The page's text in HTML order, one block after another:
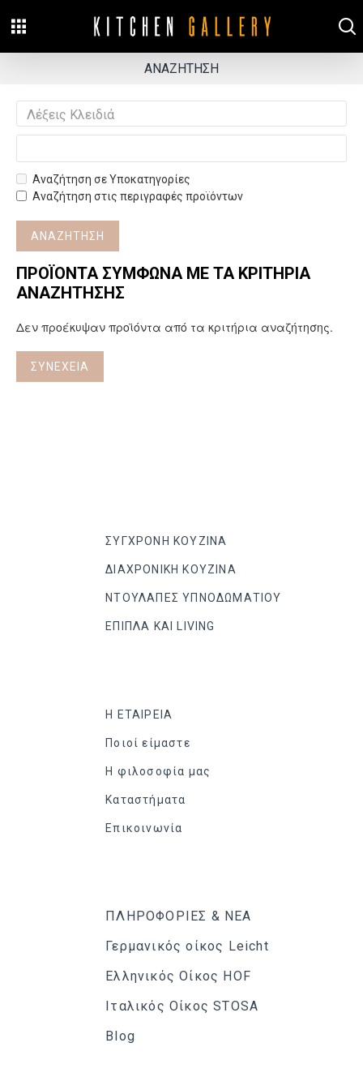
ΑΝΑΖΉΤΗΣΗ
Αναζήτηση σε Υποκατηγορίες
Αναζήτηση στις περιγραφές προϊόντων
ΑΝΑΖΉΤΗΣΗ
ΠΡΟΪΌΝΤΑ ΣΎΜΦΩΝΑ ΜΕ ΤΑ ΚΡΙΤΉΡΙΑ
ΑΝΑΖΉΤΗΣΗΣ
Δεν προέκυψαν προϊόντα από τα κριτήρια αναζήτησης.
ΣΥΝΈΧΕΙΑ
ΣΥΓΧΡΟΝΗ ΚΟΥΖΙΝΑ
ΔΙΑΧΡΟΝΙΚΗ ΚΟΥΖΙΝΑ
ΝΤΟΥΛΑΠΕΣ ΥΠΝΟΔΩΜΑΤΙΟΥ
ΕΠΙΠΛΑ ΚΑΙ LIVING
Η ΕΤΑΙΡΕΙΑ
Ποιοί είμαστε
Η φιλοσοφία μας
Καταστήματα
Επικοινωνία
ΠΛΗΡΟΦΟΡΙΕΣ & ΝΕΑ
Γερμανικός οίκος Leicht
Ελληνικός Οίκος HOF
Ιταλικός Οίκος STOSA
Blog